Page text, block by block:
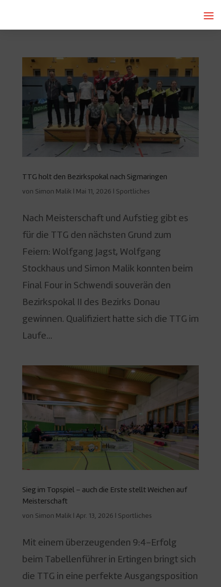
TTG holt den Bezirkspokal nach Sigmaringen
von Simon Malik Mai 11, 2026 Sportliches
Nach Meisterschaft und Aufstieg gibt es
für die TTG den nächsten Grund zum
Feiern: Wolfgang Jagst, Wolfgang
Stockhaus und Simon Malik konnten beim
Final Four in Schwendi souverän den
Bezirkspokal II des Bezirks Donau
gewinnen. Qualifiziert hatte sich die TTG im
Laufe...
Sieg im Topspiel – auch die Erste stellt Weichen auf
Meisterschaft
von Simon Malik Apr. 13, 2026 Sportliches
Mit einem überzeugenden 9:4-Erfolg
beim Tabellenführer in Ertingen bringt sich
die TTG in eine perfekte Ausgangsposition